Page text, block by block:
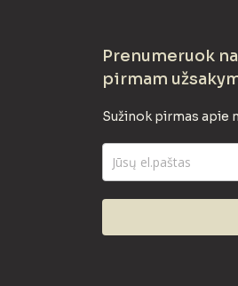
Prenumeruok
pirmam
Sužinok pirmas apie